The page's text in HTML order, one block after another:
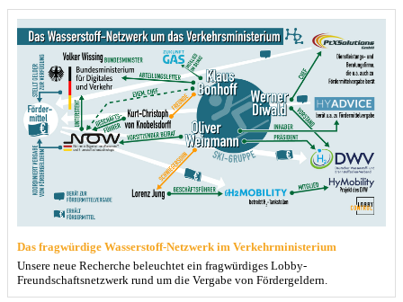
Das fragwürdige Wasserstoff-Netzwerk im Verkehrministerium
Unsere neue Recherche beleuchtet ein fragwürdiges Lobby-
Freundschaftsnetzwerk rund um die Vergabe von Fördergeldern.